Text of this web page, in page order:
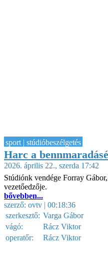
sport | stúdióbeszélgetés
Harc a
2026. április 22., szerda 17:42
Stúdiónk vendége Forray
vezetőedzője.
bővebben...
szerző: ovtv | 00:18:36
szerkesztő: Varga Gábor
vágó:
Rácz Viktor
operatőr:
Rácz Viktor